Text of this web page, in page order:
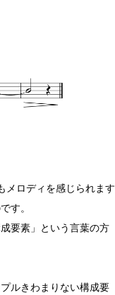
メロディを感じられます
す。
要素」という言葉の方
ルきわまりない構成要